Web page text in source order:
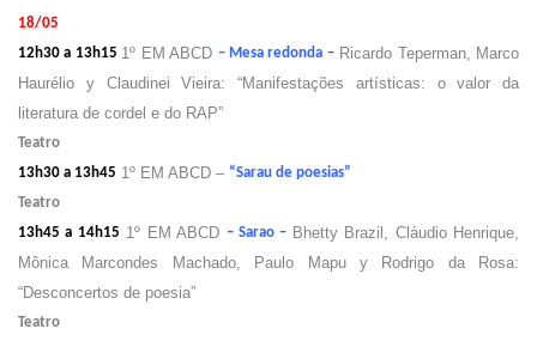
18/05
12h30 a 13h15 1º EM ABCD – Mesa redonda –Ricardo Teperman, Marco
Haurélio y Claudinei Vieira: “Manifestações artísticas: o valor da
literatura de cordel e do RAP”
Teatro
13h30 a 13h45 1º EM ABCD – “Sarau de poesias”
Teatro
13h45 a 14h15 1º EM ABCD – Sarao – Bhetty Brazil, Cláudio Henrique,
Mônica Marcondes Machado, Paulo Mapu y Rodrigo da Rosa:
“Desconcertos de poesia”
Teatro